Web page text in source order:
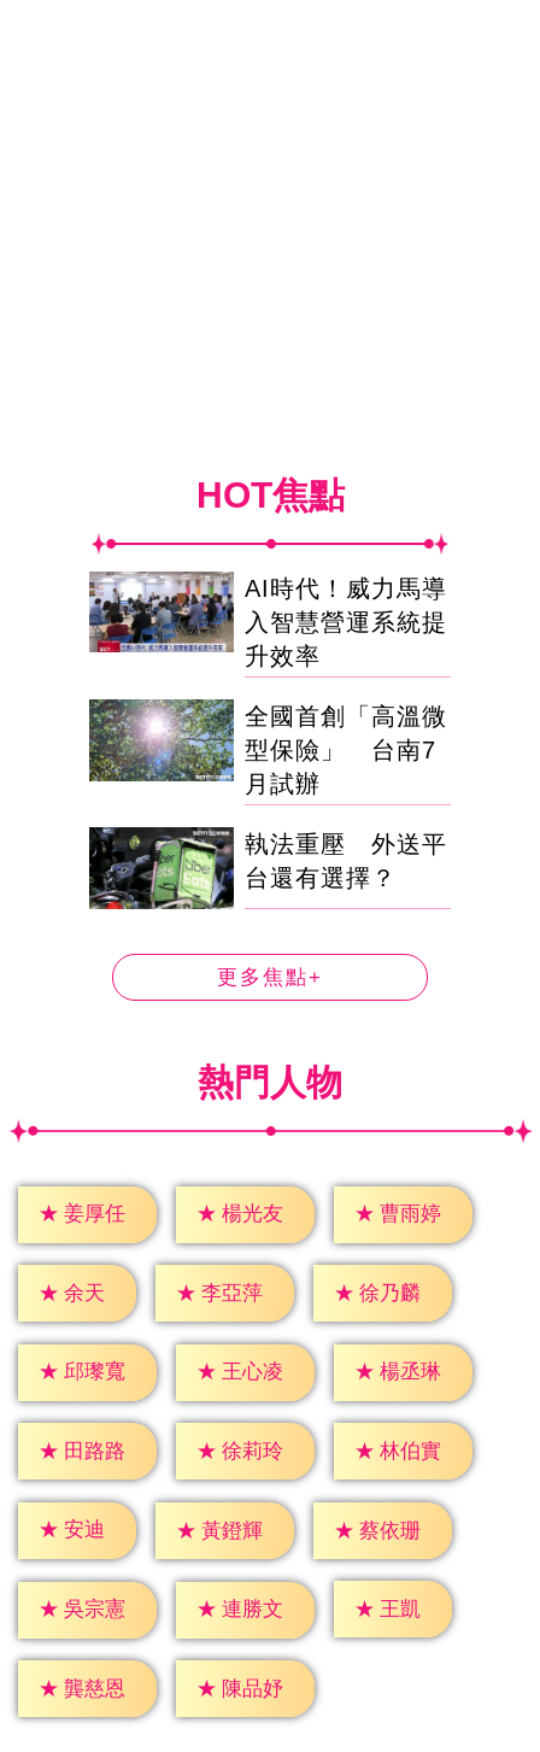
HOT焦點
AI時代！威力馬導
入智慧營運系統提
升效率
全國首創「高溫微
型保險」 台南7
月試辦
執法重壓 外送平
台還有選擇？
更多焦點+
熱門人物
★ 姜厚任 ★ 楊光友 ★ 曹雨婷
★ 余天 ★ 李亞萍 ★ 徐乃麟
★ 邱瓈寬 ★ 王心凌 ★ 楊丞琳
★ 田路路 ★ 徐莉玲 ★ 林伯實
★ 安迪 ★ 黃鐙輝 ★ 蔡依珊
★ 吳宗憲 ★ 連勝文 ★ 王凱
★ 龔慈恩 ★ 陳品妤